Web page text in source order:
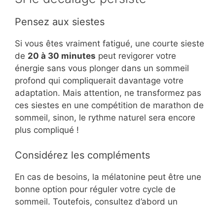
Pensez aux siestes
Si vous êtes vraiment fatigué, une courte sieste
de 20 à 30 minutes peut revigorer votre
énergie sans vous plonger dans un sommeil
profond qui compliquerait davantage votre
adaptation. Mais attention, ne transformez pas
ces siestes en une compétition de marathon de
sommeil, sinon, le rythme naturel sera encore
plus compliqué !
Considérez les compléments
En cas de besoins, la mélatonine peut être une
bonne option pour réguler votre cycle de
sommeil. Toutefois, consultez d’abord un